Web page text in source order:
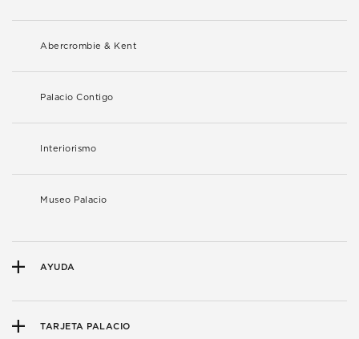
Abercrombie & Kent
Palacio Contigo
Interiorismo
Museo Palacio
AYUDA
TARJETA PALACIO